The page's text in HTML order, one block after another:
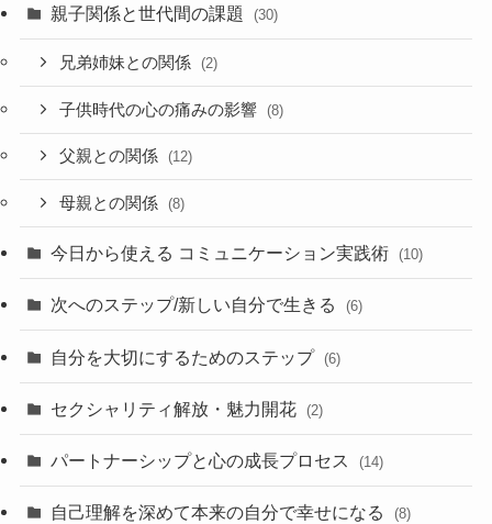
親子関係と世代間の課題 (30)
兄弟姉妹との関係 (2)
子供時代の心の痛みの影響 (8)
父親との関係 (12)
母親との関係 (8)
今日から使える コミュニケーション実践術 (10)
次へのステップ/新しい自分で生きる (6)
自分を大切にするためのステップ (6)
セクシャリティ解放・魅力開花 (2)
パートナーシップと心の成長プロセス (14)
自己理解を深めて本来の自分で幸せになる (8)